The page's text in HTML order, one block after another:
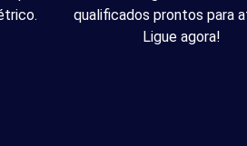
qualificados prontos para
Ligue agora!